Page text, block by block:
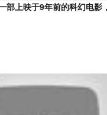
部上映于9年前的科幻电影